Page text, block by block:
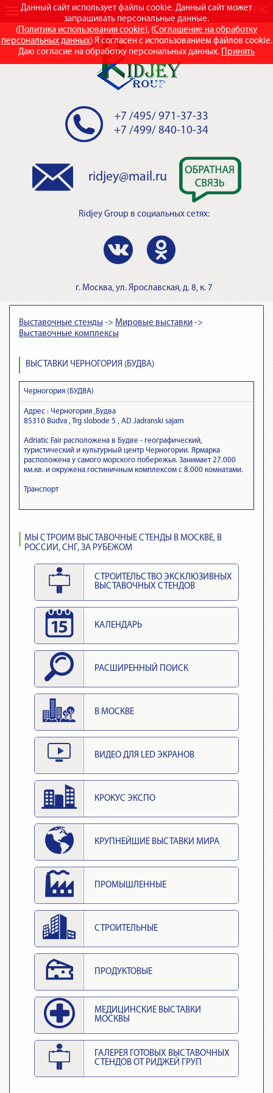
Данный сайт использует файлы cookie. Данный сайт может
запрашивать персональные данные.
(Политика использования cookie), (Соглашение на обработку
персональных данных) Я согласен с использованием файлов cookie.
Даю согласие на обработку персональных данных. Принять
RUS
+7 /495/ 971-37-33
+7 /499/ 840-10-34
ridjey@mail.ru
Ridjey Group в социальных сетях:
г. Москва, ул. Ярославская, д. 8, к. 7
Выставочные стенды -> Мировые выставки ->
Выставочные комплексы
ВЫСТАВКИ ЧЕРНОГОРИЯ (БУДВА)
Черногория (БУДВА)
Адрес : Черногория ,Будва
85310 Budva , Trg slobode 5 , AD Jadranski sajam
Adriatic Fair расположена в Будве - географический,
туристический и культурный центр Черногории. Ярмарка
расположена у самого морского побережья. Занимает 27.000
км.кв. и окружена гостиничным комплексом с 8.000 комнатами.
Транспорт
МЫ СТРОИМ ВЫСТАВОЧНЫЕ СТЕНДЫ В МОСКВЕ, В
РОССИИ, СНГ, ЗА РУБЕЖОМ
СТРОИТЕЛЬСТВО ЭКСКЛЮЗИВНЫХ
ВЫСТАВОЧНЫХ СТЕНДОВ
КАЛЕНДАРЬ
РАСШИРЕННЫЙ ПОИСК
В МОСКВЕ
ВИДЕО ДЛЯ LED ЭКРАНОВ
КРОКУС ЭКСПО
КРУПНЕЙШИЕ ВЫСТАВКИ МИРА
ПРОМЫШЛЕННЫЕ
СТРОИТЕЛЬНЫЕ
ПРОДУКТОВЫЕ
МЕДИЦИНСКИЕ ВЫСТАВКИ
МОСКВЫ
ГАЛЕРЕЯ ГОТОВЫХ ВЫСТАВОЧНЫХ
СТЕНДОВ ОТ РИДЖЕЙ ГРУП